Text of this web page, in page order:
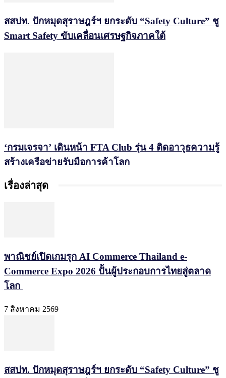
สสปท. ปักหมุดสุราษฎร์ฯ ยกระดับ “Safety Culture” ชู
Smart Safety ขับเคลื่อนเศรษฐกิจภาคใต้
‘กรมเจรจา’ เดินหน้า FTA Club รุ่น 4 ติดอาวุธความรู้
สร้างเครือข่ายรับมือการค้าโลก
เรื่องล่าสุด
พาณิชย์เปิดเกมรุก AI Commerce Thailand e-
Commerce Expo 2026 ปั้นผู้ประกอบการไทยสู่ตลาด
โลก
7 สิงหาคม 2569
สสปท. ปักหมุดสุราษฎร์ฯ ยกระดับ “Safety Culture” ชู